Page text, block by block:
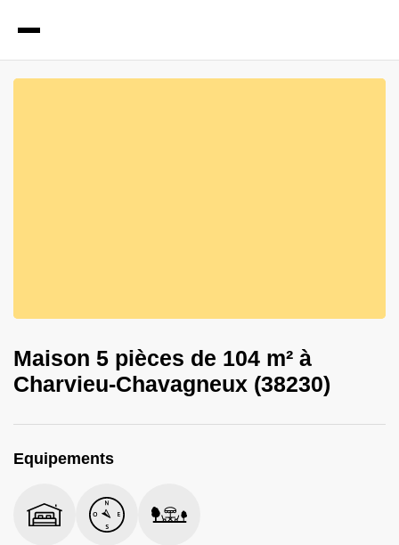
Maison 5 pièces de 104 m² à
Charvieu-Chavagneux (38230)
Equipements